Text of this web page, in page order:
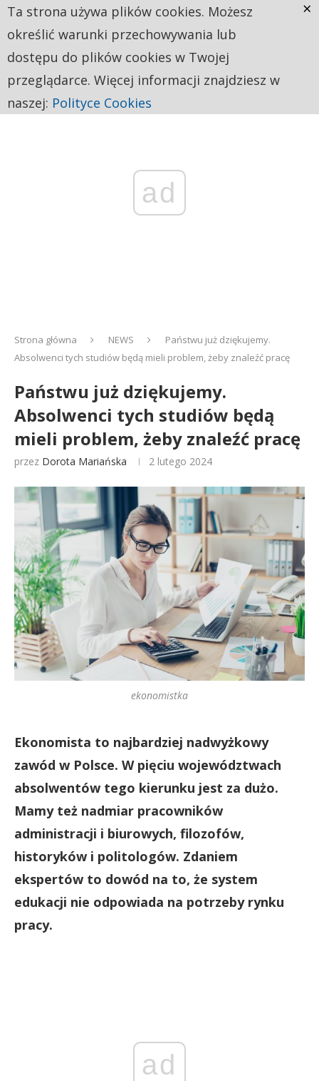
ad
Strona główna NEWS
Państwu już dziękujemy.
Absolwenci tych studiów będą mieli problem, żeby znaleźć pracę
Państwu już dziękujemy.
Absolwenci tych studiów będą
mieli problem, żeby znaleźć pracę
przez Dorota Mariańska 2 lutego 2024
ekonomistka
Ekonomista to najbardziej nadwyżkowy
zawód w Polsce. W pięciu województwach
absolwentów tego kierunku jest za dużo.
Mamy też nadmiar pracowników
administracji i biurowych, filozofów,
historyków i politologów. Zdaniem
ekspertów to dowód na to, że system
edukacji nie odpowiada na potrzeby rynku
pracy.
ad
Ta strona używa plików cookies. Możesz
określić warunki przechowywania lub
dostępu do plików cookies w Twojej
przeglądarce. Więcej informacji znajdziesz w
naszej: Polityce Cookies
×